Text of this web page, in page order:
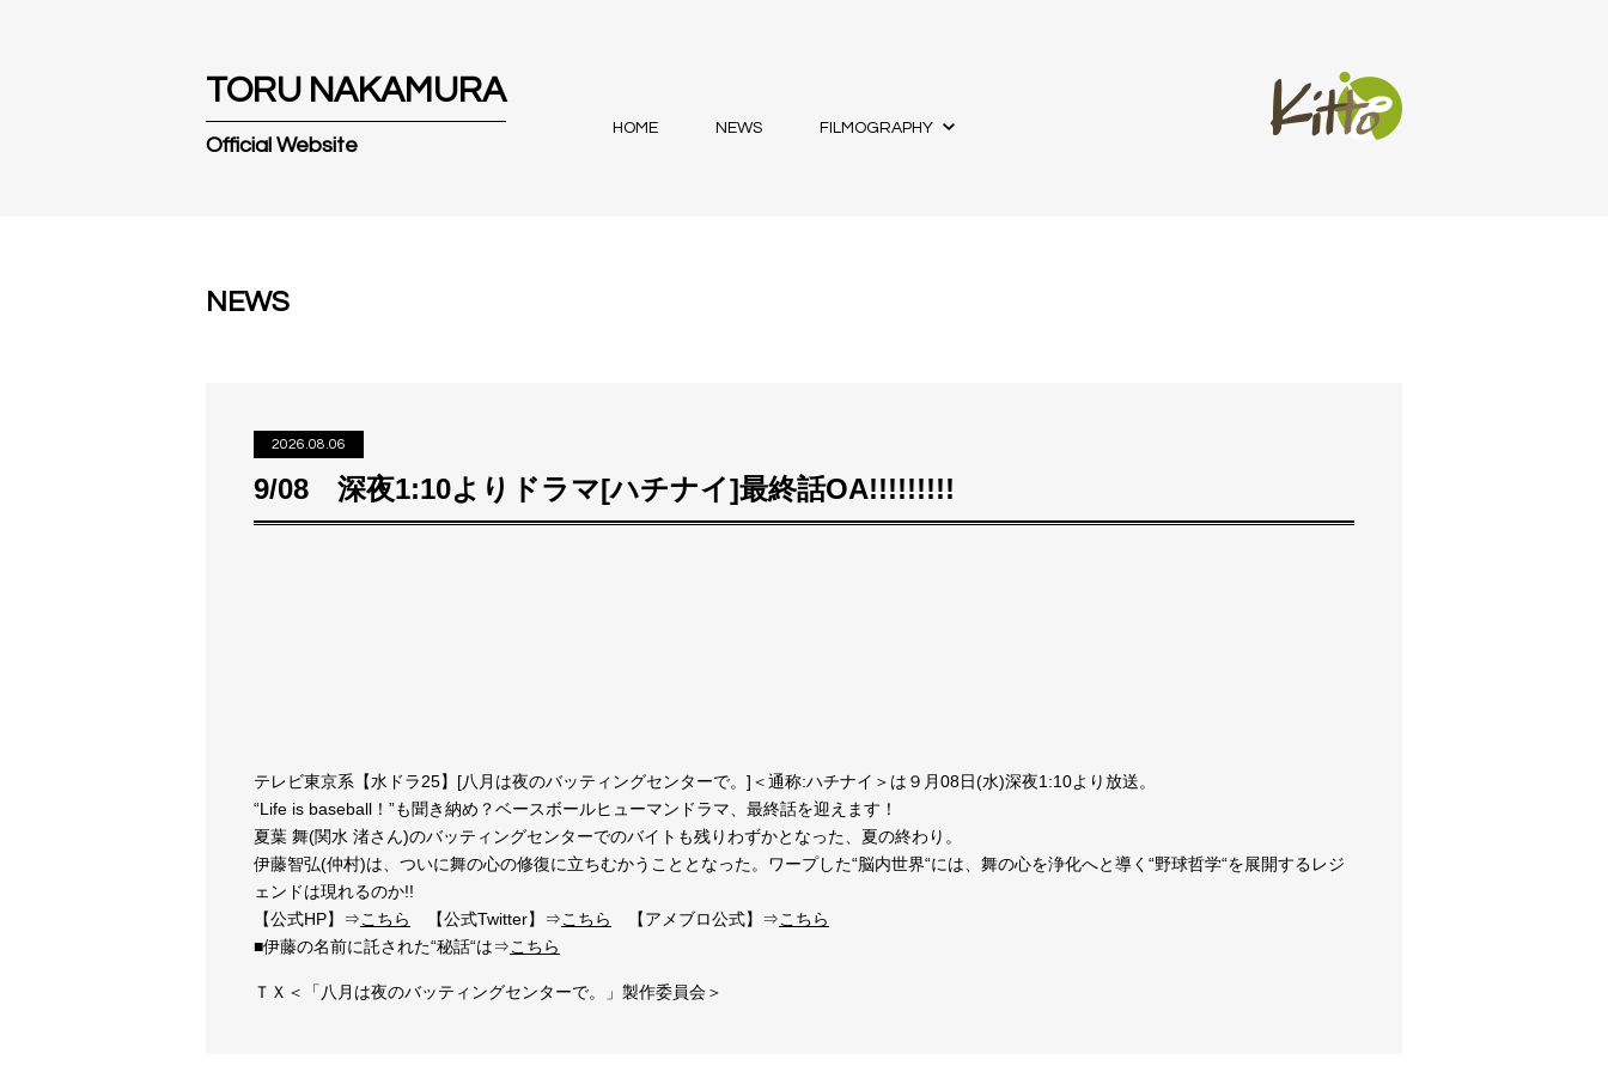
TORU NAKAM URA
Official Website
HOME NEWS FILMOGRAPHY
NEWS
2026.08.06
9/08 深夜1:10よりドラマ[ハチナイ]最終話OA!!!!!!!!!
テレビ東京系【水ドラ25】[八月は夜のバッティングセンターで。]＜通称:ハチナイ＞は９月08日(水)深夜1:10より放送。
“Life is baseball！”も聞き納め？ベースボールヒューマンドラマ、最終話を迎えます！
夏葉 舞(関水 渚さん)のバッティングセンターでのバイトも残りわずかとなった、夏の終わり。
伊藤智弘(仲村)は、ついに舞の心の修復に立ちむかうこととなった。ワープした“脳内世界“には、舞の心を浄化へと導く“野球哲学“を展開するレジ
ェンドは現れるのか!!
【公式HP】⇒こちら 【公式Twitter】⇒こちら 【アメブロ公式】⇒こちら
■伊藤の名前に託された“秘話“は⇒こちら
ＴＸ＜「八月は夜のバッティングセンターで。」製作委員会＞